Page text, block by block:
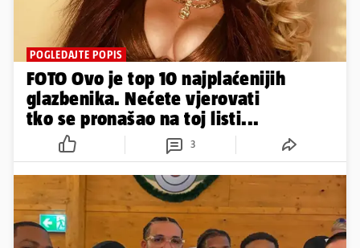
POGLEDAJTE POPIS
FOTO Ovo je top 10 najplaćenijih
glazbenika. Nećete vjerovati
tko se pronašao na toj listi...
3